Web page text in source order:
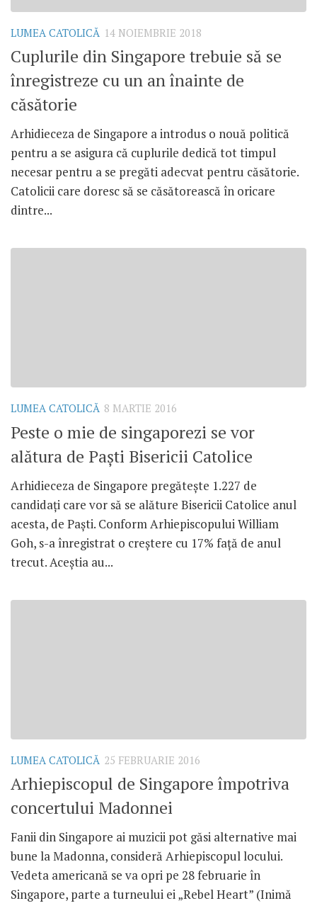
LUMEA CATOLICĂ 14 NOIEMBRIE 2018
Cuplurile din Singapore trebuie să se
înregistreze cu un an înainte de
căsătorie
Arhidieceza de Singapore a introdus o nouă politică
pentru a se asigura că cuplurile dedică tot timpul
necesar pentru a se pregăti adecvat pentru căsătorie.
Catolicii care doresc să se căsătorească în oricare
dintre...
LUMEA CATOLICĂ 8 MARTIE 2016
Peste o mie de singaporezi se vor
alătura de Paști Bisericii Catolice
Arhidieceza de Singapore pregătește 1.227 de
candidați care vor să se alăture Bisericii Catolice anul
acesta, de Paști. Conform Arhiepiscopului William
Goh, s-a înregistrat o creștere cu 17% față de anul
trecut. Aceștia au...
LUMEA CATOLICĂ 25 FEBRUARIE 2016
Arhiepiscopul de Singapore împotriva
concertului Madonnei
Fanii din Singapore ai muzicii pot găsi alternative mai
bune la Madonna, consideră Arhiepiscopul locului.
Vedeta americană se va opri pe 28 februarie în
Singapore, parte a turneului ei „Rebel Heart” (Inimă